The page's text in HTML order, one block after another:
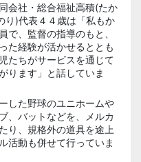
会社・総合福祉高積(たか
り)代表４４歳は「私もか
で、監督の指導のもと、
た経験が活かせるととも
たちがサービスを通じて
ります」と話していま
した野球のユニホームや
、バットなどを、メルカ
り、規格外の道具を途上
活動も併せて行っていま